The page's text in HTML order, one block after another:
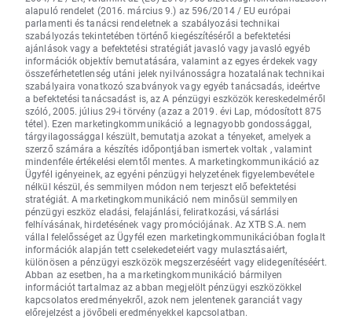
alapuló rendelet (2016. március 9.) az 596/2014 / EU európai
parlamenti és tanácsi rendeletnek a szabályozási technikai
szabályozás tekintetében történő kiegészítéséről a befektetési
ajánlások vagy a befektetési stratégiát javasló vagy javasló egyéb
információk objektív bemutatására, valamint az egyes érdekek vagy
összeférhetetlenség utáni jelek nyilvánosságra hozatalának technikai
szabályaira vonatkozó szabványok vagy egyéb tanácsadás, ideértve
a befektetési tanácsadást is, az A pénzügyi eszközök kereskedelméről
szóló, 2005. július 29-i törvény (azaz a 2019. évi Lap, módosított 875
tétel). Ezen marketingkommunikáció a legnagyobb gondossággal,
tárgyilagossággal készült, bemutatja azokat a tényeket, amelyek a
szerző számára a készítés időpontjában ismertek voltak , valamint
mindenféle értékelési elemtől mentes. A marketingkommunikáció az
Ügyfél igényeinek, az egyéni pénzügyi helyzetének figyelembevétele
nélkül készül, és semmilyen módon nem terjeszt elő befektetési
stratégiát. A marketingkommunikáció nem minősül semmilyen
pénzügyi eszköz eladási, felajánlási, feliratkozási, vásárlási
felhívásának, hirdetésének vagy promóciójának. Az XTB S.A. nem
vállal felelősséget az Ügyfél ezen marketingkommunikációban foglalt
információk alapján tett cselekedeteiért vagy mulasztásaiért,
különösen a pénzügyi eszközök megszerzéséért vagy elidegenítéséért.
Abban az esetben, ha a marketingkommunikáció bármilyen
információt tartalmaz az abban megjelölt pénzügyi eszközökkel
kapcsolatos eredményekről, azok nem jelentenek garanciát vagy
előrejelzést a jövőbeli eredményekkel kapcsolatban.